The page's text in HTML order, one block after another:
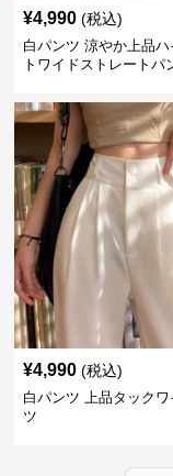
¥4,990 (税込)
白パンツ 涼やか上品ハ
トワイドストレートパ
¥4,990 (税込)
白パンツ 上品タックワ
ツ